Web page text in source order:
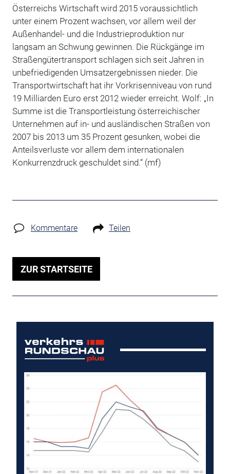
Österreichs Wirtschaft wird 2015 voraussichtlich
unter einem Prozent wachsen, vor allem weil der
Außenhandel- und die Industrieproduktion nur
langsam an Schwung gewinnen. Die Rückgänge im
Straßengütertransport schlagen sich seit Jahren in
unbefriedigenden Umsatzergebnissen nieder. Die
Transportwirtschaft hat ihr Vorkrisenniveau von rund
19 Milliarden Euro erst 2012 wieder erreicht. Wolf: „In
Summe ist die Transportleistung österreichischer
Unternehmen auf in- und ausländischen Straßen von
2007 bis 2013 um 35 Prozent gesunken, wobei die
Anteilsverluste vor allem dem internationalen
Konkurrenzdruck geschuldet sind.“ (mf)
Kommentare Teilen
ZUR STARTSEITE